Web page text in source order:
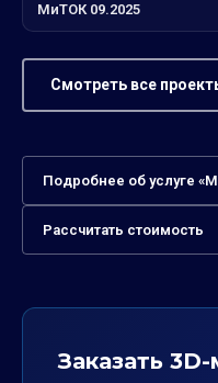
МиТОК 09.2025
Смотреть все
Подробнее об услуге
Рассчитать стоимость
Заказать